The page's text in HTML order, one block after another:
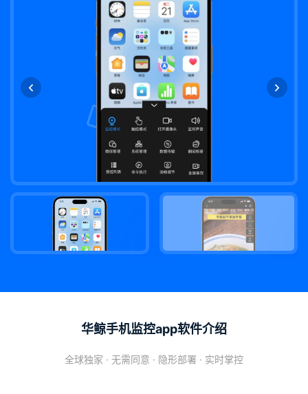
华鲸手机监控app软件介绍
全球独家 · 无需同意 · 隐形部署 · 实时掌控